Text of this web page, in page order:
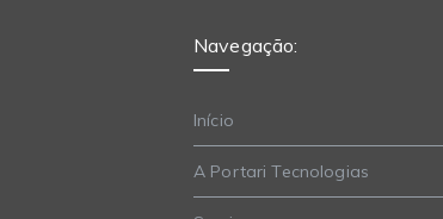
Navegação:
Início
A Portari Tecnologias